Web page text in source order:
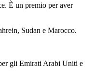
È un premio per aver
Sudan e Marocco.
gli Emirati Arabi Uniti e